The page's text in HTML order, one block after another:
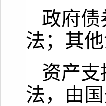
政府
法；其
资产
法，由